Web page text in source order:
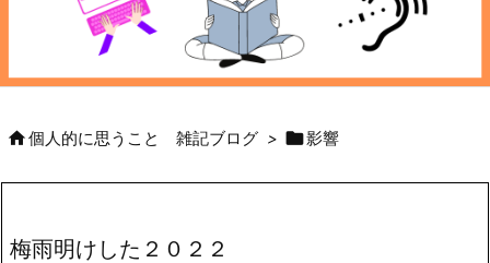
個人的に思うこと 雑記ブログ > 影響
梅雨明けした２０２２